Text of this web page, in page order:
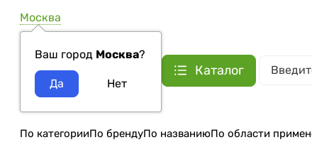
Москва
Ваш город Москва?
Каталог
По категорииПо брендуПо названиюПо области